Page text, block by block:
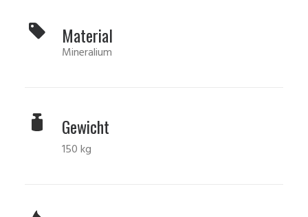
Material
Mineralium
Gewicht
150 kg